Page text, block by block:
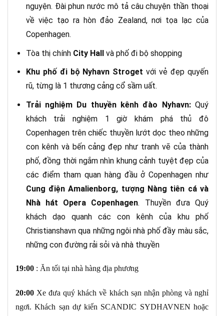
nguyện. Đài phun nước mô tả câu chuyện thần thoại
về việc tạo ra hòn đảo Zealand, nơi tọa lạc của
Copenhagen.
Tòa thị chính City Hall và phố đi bộ shopping
Khu phố đi bộ Nyhavn Strogetvới vẻ đẹp quyến
rũ, từng là 1 thương cảng cổ sầm uất.
Trải nghiệm Du thuyền kênh đào Nyhavn:Quý
khách trải nghiệm 1 giờ khám phá thủ đô
Copenhagen trên chiếc thuyền lướt dọc theo những
con kênh và bến cảng đẹp như tranh vẽ của thành
phố, đồng thời ngắm nhìn khung cảnh tuyệt đẹp của
các điểm tham quan hàng đầu ở Copenhagen như
Cung điện Amalienborg, tượng Nàng tiên cá và
Nhà hát Opera Copenhagen. Thuyền đưa Quý
khách dạo quanh các con kênh của khu phố
Christianshavn qua những ngôi nhà phố đầy màu sắc,
những con đường rải sỏi và nhà thuyền
19:00 : Ăn tối tại nhà hàng địa phương
20:00 Xe đưa quý khách về khách sạn nhận phòng và nghỉ
ngơi. Khách sạn dự kiến SCANDIC SYDHAVNEN hoặc